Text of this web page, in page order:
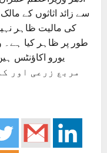
سے زائد اثاثوں کے
کی مالیت ظاہر
طور پر ظاہر کیا ہے۔
مربع زرعی اور